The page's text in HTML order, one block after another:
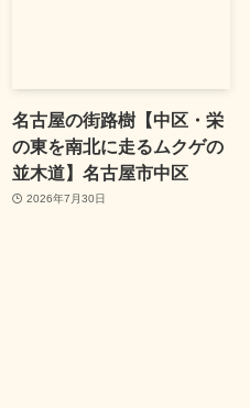
名古屋の街路樹【中区・栄
の東を南北に走るムクゲの
並木道】名古屋市中区
2026年7月30日